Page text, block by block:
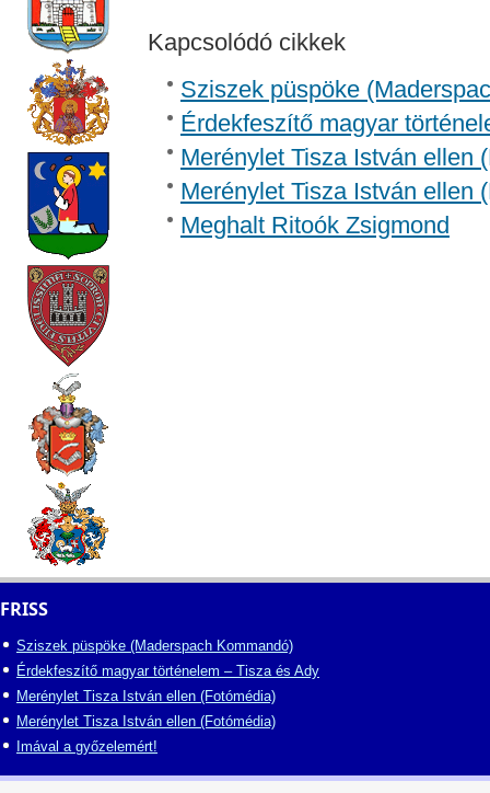
Kapcsolódó cikkek
Sziszek püspöke
Érdekfeszítő magyar
Merénylet Tisza István ellen
Merénylet Tisza István ellen
Meghalt Ritoók Zsigmond
FRISS
Sziszek püspöke (Maderspach Kommandó)
Érdekfeszítő magyar történelem – Tisza és Ady
Merénylet Tisza István ellen (Fotómédia)
Merénylet Tisza István ellen (Fotómédia)
Imával a győzelemért!